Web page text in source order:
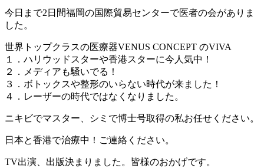
今日まで2日間福岡の国際貿易センターで医者の会がありま
した。
世界トップクラスの医療器VENUS CONCEPT のVIVA
１．ハリウッドスターや香港スターに今人気中！
２．メディアも騒いでる！
３．ボトックスや整形のいらない時代が来ました！
４．レーザーの時代ではなくなりました。
ニキビでマスター、シミで博士号取得の私お任せください。
日本と香港で治療中！ご連絡ください。
TV出演、出版決まりました。皆様のおかげです。